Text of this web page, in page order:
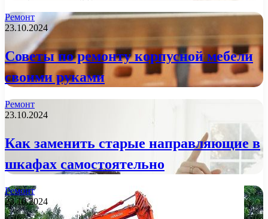
Ремонт
23.10.2024
Советы по ремонту корпусной мебели
своими руками
Ремонт
23.10.2024
Как заменить старые направляющие в
шкафах самостоятельно
Ремонт
23.10.2024